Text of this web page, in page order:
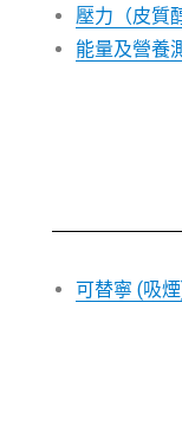
壓力（皮質
能量及營養
可替寧 (吸